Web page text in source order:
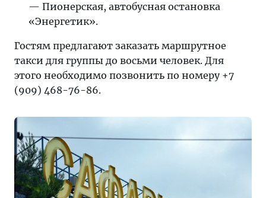
— Пионерская, автобусная остановка
«Энергетик».
Гостям предлагают заказать маршрутное
такси для группы до восьми человек. Для
этого необходимо позвонить по номеру +7
(909) 468-76-86.